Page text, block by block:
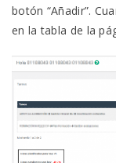
botón “Añadir”.
en la tabla de la